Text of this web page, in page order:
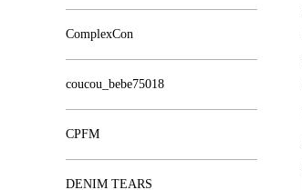
ComplexCon
coucou_bebe75018
CPFM
DENIM TEARS